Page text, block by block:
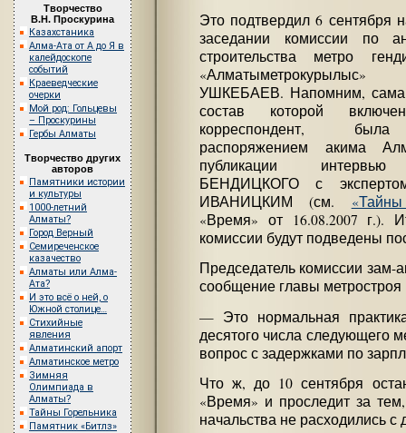
Творчество
В.Н. Проскурина
Казахстаника
Алма-Ата от А до Я в
калейдоскопе
событий
Краеведческие
очерки
Мой род: Гольцевы
– Проскурины
Гербы Алматы
Творчество других
авторов
Памятники истории
и культуры
1000-летний
Алматы?
Город Верный
Семиреченское
казачество
Алматы или Алма-
Ата?
И это всё о ней, о
Южной столице…
Стихийные
явления
Алматинский апорт
Алматинское метро
Зимняя
Олимпиада в
Алматы?
Тайны Горельника
Памятник «Битлз»
Это подтвердил 6 сентября
заседании комиссии по
строительства метро
УШКЕБАЕВ. Напомним, сама
состав которой
корреспондент,
распоряжением акима
публикации интервью
БЕНДИЦКОГО с
ИВАНИЦКИМ (см.
«Время» от 16.08.2007 г.).
комиссии будут подведены
Председатель комиссии
сообщение главы метростроя
— Это нормальная
десятого числа
вопрос с задержками по
Что ж, до 10 сентября
«Время» и проследит за
начальства не расходились с